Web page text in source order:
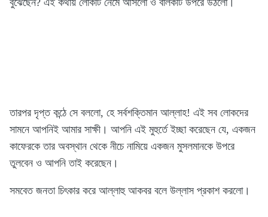
তারপর দৃপ্ত কন্ঠে সে বললো, হে সর্বশক্তিমান আল্লাহ! এই সব লোকদের
সামনে আপনিই আমার সাক্ষী। আপনি এই মুহুর্তে ইচ্ছা করেছেন যে, একজন
কাফেরকে তার অবস্থান থেকে নীচে নামিয়ে একজন মুসলমানকে উপরে
তুলবেন ও আপনি তাই করেছেন।
সমবেত জনতা চিৎকার করে আল্লাহু আকবর বলে উল্লাস প্রকাশ করলো।